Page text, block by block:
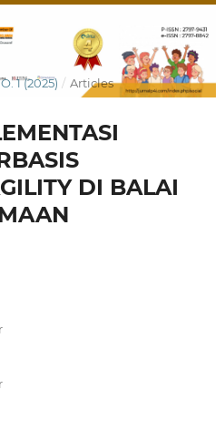
1 (2025) / Articles
DI BALAI